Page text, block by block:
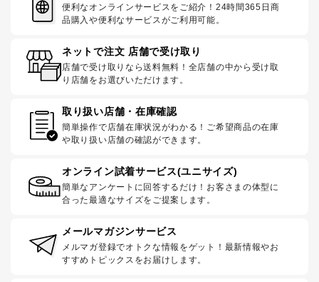
便利なオンラインサービスをご紹介！24時間365日商
品購入や便利なサービスがご利用可能。
ネットで注文 店舗で受け取り
店舗で受け取りなら送料無料！全店舗の中から受け取
り店舗をお選びいただけます。
取り扱い店舗・在庫確認
簡単操作で店舗在庫状況がわかる！ご希望商品の在庫
や取り扱い店舗の確認ができます。
オンライン試着サービス(ユニサイズ)
簡単なアンケートに回答するだけ！お客さまの体型に
合った最適なサイズをご提案します。
メールマガジンサービス
メルマガ登録でオトクな情報をゲット！最新情報やお
すすめトピックスをお届けします。